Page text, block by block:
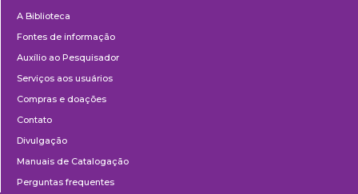
A Biblioteca
Fontes de informação
Auxílio ao Pesquisador
Serviços aos usuários
Compras e doações
Contato
Divulgação
Manuais de Catalogação
Perguntas frequentes